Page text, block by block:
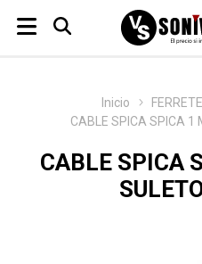
Inicio
CABLE SPICA SPICA 1
CABLE SPICA